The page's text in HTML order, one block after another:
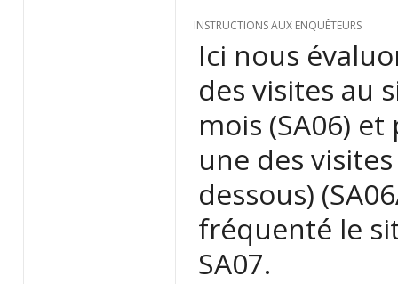
INSTRUCTIONS AUX ENQUÊTEURS
Ici nous
des visites au
mois (SA06)
une des
dessous)
fréquenté le
SA07.